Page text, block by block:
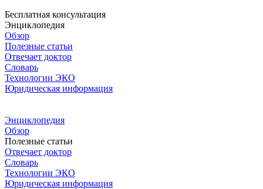
Бесплатная консультация
Энциклопедия
Обзор
Полезные статьи
Отвечает доктор
Словарь
Технологии ЭКО
Юридическая информация
Энциклопедия
Обзор
Полезные статьи
Отвечает доктор
Словарь
Технологии ЭКО
Юридическая информация